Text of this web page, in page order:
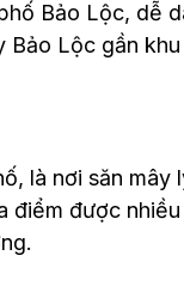
Bảo Lộc, dễ
Bảo Lộc gần
là nơi săn mây
điểm được